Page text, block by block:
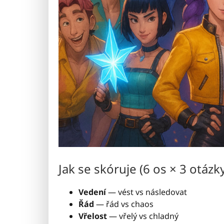
Jak se skóruje (6 os × 3
Vedení— vést vs následovat
Řád — řád vs chaos
Vřelost— vřelý vs chladný